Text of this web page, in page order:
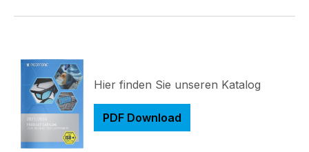
Hier finden Sie unseren Katalog
PDF Download